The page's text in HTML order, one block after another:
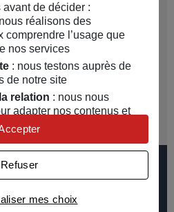
sa gestion de sinistre
d'assurance a été distinguée
nous
de décider :
réalisons des
comprendre l’usage que
nos services
: nous testons auprès de
de notre site
relation : nous nous
adapter nos contenus et
utilisons avec nos
pour afficher des publicités
cookies et la liste de nos
mes choix
Refuser